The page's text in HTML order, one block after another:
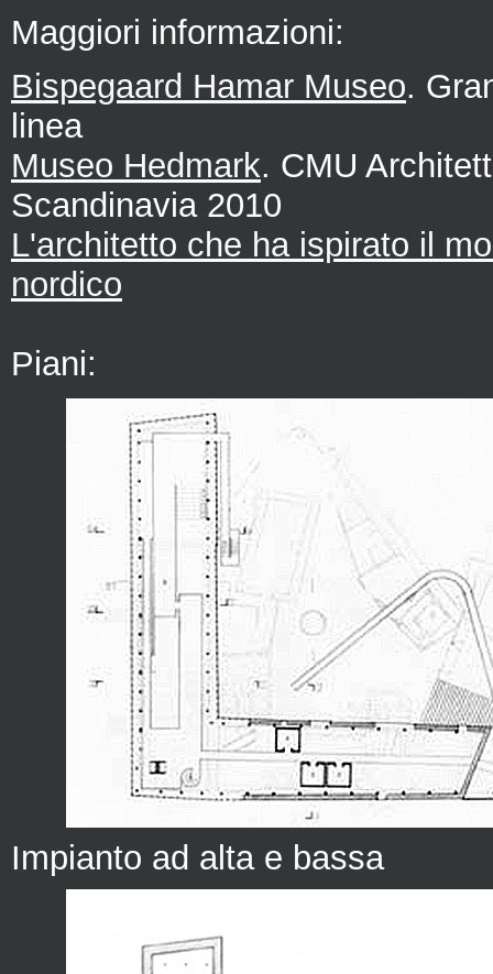
Maggiori informazioni:
Bispegaard Hamar Museo.
linea
Museo Hedmark. CMU
Scandinavia 2010
L'architetto che ha ispirato il
nordico
Piani:
Impianto ad alta e bassa